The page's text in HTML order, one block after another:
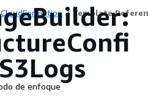
CloudFormation Template
de enfoque